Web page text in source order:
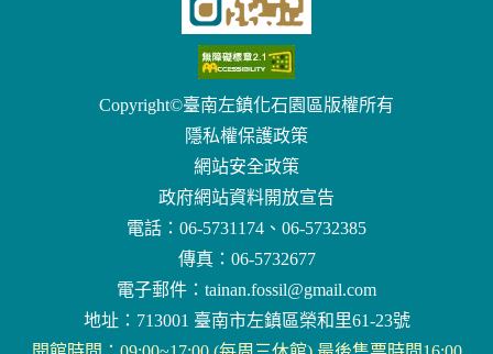
Copyright©臺南左鎮化石園區版權所有
隱私權保護政策
網站安全政策
政府網站資料開放宣告
電話：06-5731174、06-5732385
傳真：06-5732677
電子郵件： tainan.fossil@gmail.com
地址：713001 臺南市左鎮區榮和里61-23號